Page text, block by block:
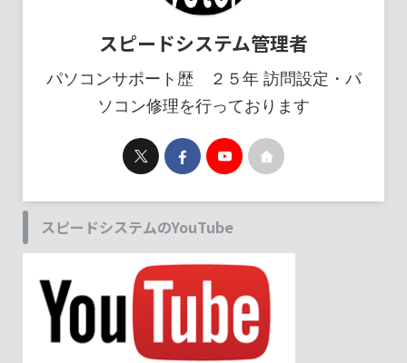
スピードシステム管理者
パソコンサポート歴 ２５年 訪問設定・パ
ソコン修理を行っております
スピードシステムのYouTube